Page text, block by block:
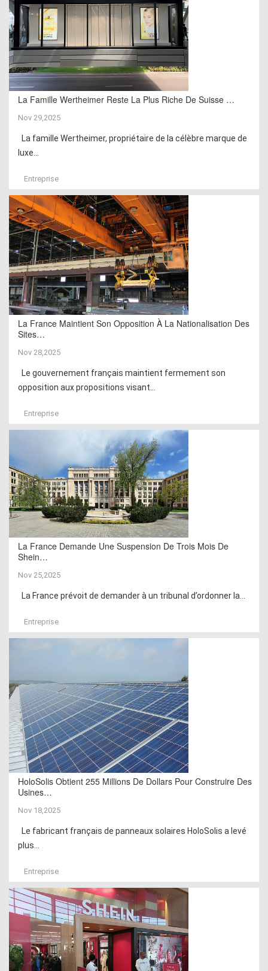
La Famille Wertheimer Reste La Plus Riche De Suisse …
Nov 29,2025
La famille Wertheimer, propriétaire de la célèbre marque de
luxe...
Entreprise
La France Maintient Son Opposition À La Nationalisation Des
Sites…
Nov 28,2025
Le gouvernement français maintient fermement son
opposition aux propositions visant...
Entreprise
La France Demande Une Suspension De Trois Mois De
Shein…
Nov 25,2025
La France prévoit de demander à un tribunal d’ordonner la...
Entreprise
HoloSolis Obtient 255 Millions De Dollars Pour Construire Des
Usines…
Nov 18,2025
Le fabricant français de panneaux solaires HoloSolis a levé
plus...
Entreprise